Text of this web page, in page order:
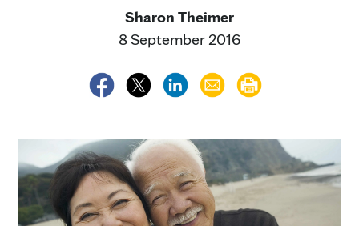
Sharon Theimer
8 September 2016